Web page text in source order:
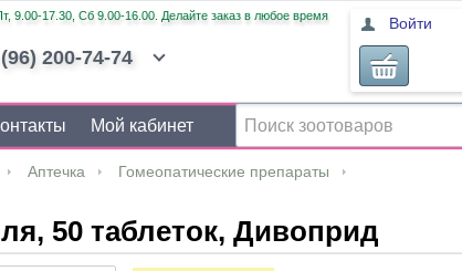
9.00-17.30, Сб 9.00-16.00. Делайте заказ в любое время
200-74-74
Войти
Мой кабинет
Аптечка
Гомеопатические препараты
50 таблеток, Дивоприд